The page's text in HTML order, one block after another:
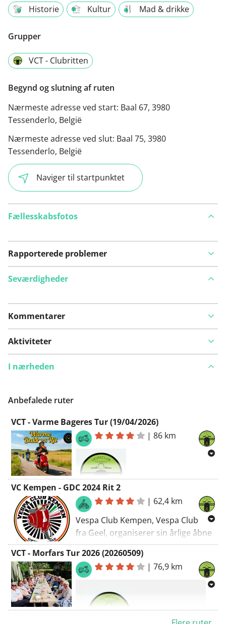
Historie Kultur Mad & drikke
Grupper
VCT - Clubritten
Begynd og slutning af ruten
Nærmeste adresse ved start: Baal 67, 3980
Tessenderlo, België
Nærmeste adresse ved slut: Baal 75, 3980
Tessenderlo, België
Naviger til startpunktet
Fællesskabsfotos
Rapporterede problemer
Se på kort
Har du lagt mærke til noget på denne rute?
Seværdigheder
Kommentarer
Aktiviteter
I nærheden
Anbefalede ruter
VCT - Varme Bageres Tur (19/04/2026)
|86 km
Vespa Club
Tessenderlo
Intern Clubtur
📅Hvornår: Søndag den 19. april
2026
⏰Afgang:
Afgang:Klubhus Black & White
📏Afstand: ±86 km
VC Kempen - GDC 2024 Rit 2
| 62,4 km
Vespa Club Kempen, Vespa Club
fra Geel, organiserer sin årlige åbne
klubdag, nemlig Giro Della Campina
V.
Til denne lejlighed er der lavet to
VC Kempen - GDC 2024 - Tur 1
VCT - Morfars Tur 2026 (20260509)
|76,9 km